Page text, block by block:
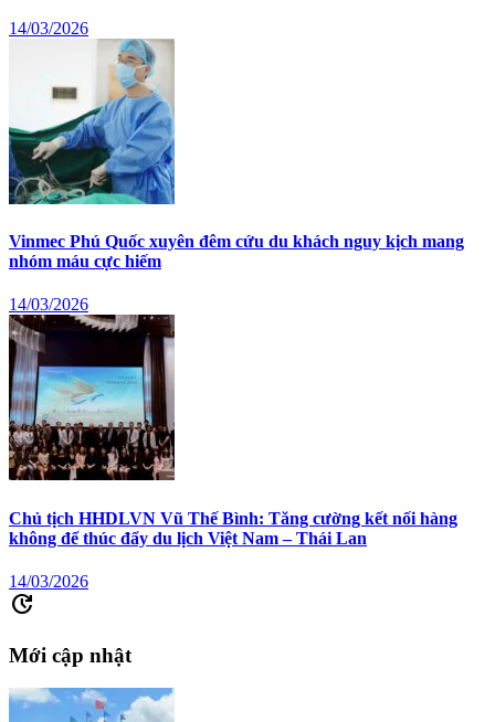
14/03/2026
Vinmec Phú Quốc xuyên đêm cứu du khách nguy kịch mang
nhóm máu cực hiếm
14/03/2026
Chủ tịch HHDLVN Vũ Thế Bình: Tăng cường kết nối hàng
không để thúc đẩy du lịch Việt Nam – Thái Lan
14/03/2026
update
Mới cập nhật